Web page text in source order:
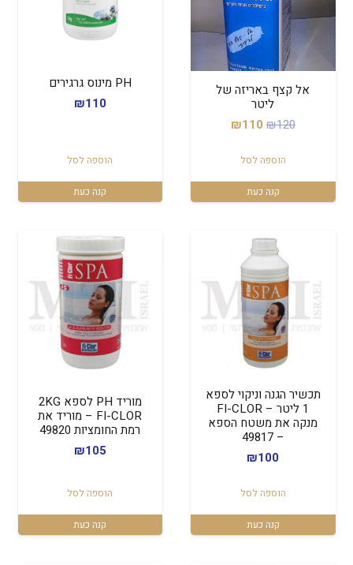
אל קצף באריזה של
ליטר
₪120
המחיר
היה:
₪120.
₪110
₪110.
הוספה לסל
קנה כעת
PH מינוס גרגירים
₪110
הוספה לסל
קנה כעת
תכשיר הגנה וניקוי לספא
1 ליטר – FI-CLOR
מנקה את משטח הספא
– 49817
₪100
הוספה לסל
קנה כעת
מוריד PH לספא 2KG
FI-CLOR – מוריד את
רמת החומציות 49820
₪105
הוספה לסל
קנה כעת